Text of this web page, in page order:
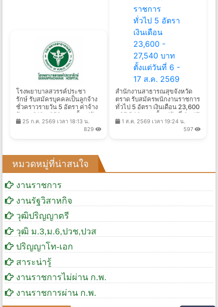
โรงพยาบาลสวรรค์ประชา
รักษ์ รับสมัครบุคคลเป็นลูกจ้าง
ชั่วคราวรายวัน 5 อัตรา ค่าจ้าง
วันละ 316 - 652 บาท ตั้งแต่วัน
ที่ 3 - 7 ส.ค. 2569
25 ก.ค. 2569 เวลา 18:13 น.
829
สํานักงานสาธารณสุขจังหวัด
ตราด รับสมัครพนักงานราชการ
ทั่วไป 5 อัตรา เงินเดือน 23,600
- 27,540 บาท ตั้งแต่วันที่ 6 - 17
ส.ค. 2569
1 ส.ค. 2569 เวลา 19:24 น.
597
หมวดหมู่ที่น่าสนใจ
งานราชการ
งานรัฐวิสาหกิจ
วุฒิปริญญาตรี
วุฒิ ม.3,ม.6,ปวช,ปวส
ปริญญาโท-เอก
สาระน่ารู้
งานราชการไม่ผ่าน ก.พ.
งานราชการผ่าน ก.พ.